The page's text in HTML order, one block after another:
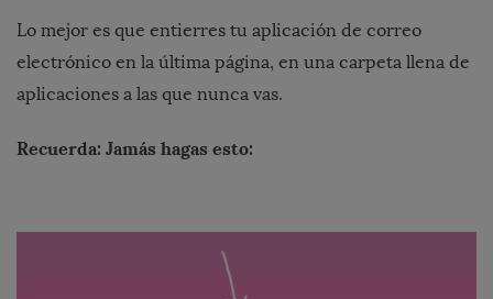
Lo mejor es que entierres tu aplicación de correo
electrónico en la última página, en una carpeta llena de
aplicaciones a las que nunca vas.
Recuerda: Jamás hagas esto: